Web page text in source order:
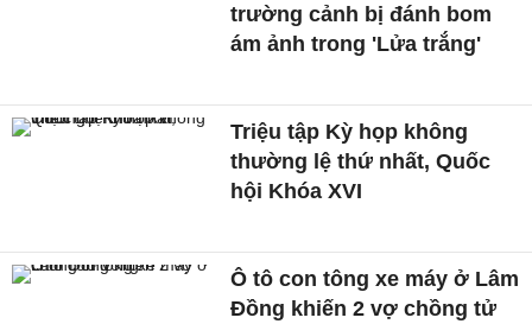
trường cảnh bị đánh bom
ám ảnh trong 'Lửa trắng'
Triệu tập Kỳ họp không
thường lệ thứ nhất, Quốc
hội Khóa XVI
Ô tô con tông xe máy ở Lâm
Đồng khiến 2 vợ chồng tử